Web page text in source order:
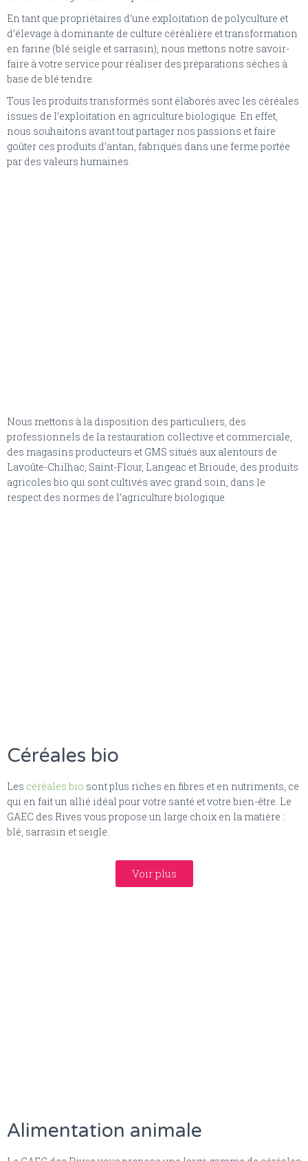
En tant que propriétaires d’une exploitation de polyculture et
d’élevage à dominante de culture céréalière et transformation
en farine (blé seigle et sarrasin), nous mettons notre savoir-
faire à votre service pour réaliser des préparations sèches à
base de blé tendre.
Tous les produits transformés sont élaborés avec les céréales
issues de l’exploitation en agriculture biologique. En effet,
nous souhaitons avant tout partager nos passions et faire
goûter ces produits d’antan, fabriqués dans une ferme portée
par des valeurs humaines.
Nous mettons à la disposition des particuliers, des
professionnels de la restauration collective et commerciale,
des magasins producteurs et GMS situés aux alentours de
Lavoûte-Chilhac, Saint-Flour, Langeac et Brioude, des produits
agricoles bio qui sont cultivés avec grand soin, dans le
respect des normes de l’agriculture biologique.
Céréales bio
Les céréales bio sont plus riches en fibres et en nutriments, ce
qui en fait un allié idéal pour votre santé et votre bien-être. Le
GAEC des Rives vous propose un large choix en la matière :
blé, sarrasin et seigle.
Voir plus
Alimentation animale